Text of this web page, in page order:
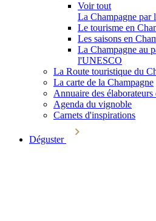
Voir tout
La Champagne par
Le tourisme en
Les saisons en
La Champagne au
l'UNESCO
La Route touristique du
La carte de la Champagne
Annuaire des élaborateurs
Agenda du vignoble
Carnets d'inspirations
Déguster